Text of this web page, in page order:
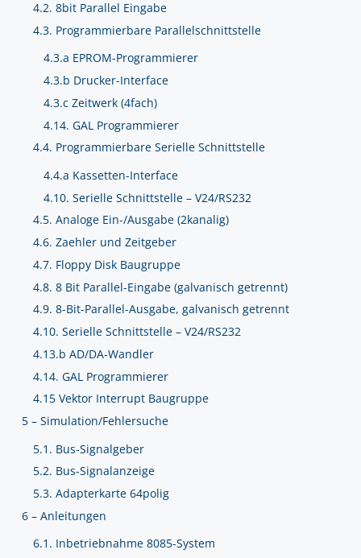
4.2. 8bit Parallel Eingabe
4.3. Programmierbare Parallelschnittstelle
4.3.a EPROM-Programmierer
4.3.b Drucker-Interface
4.3.c Zeitwerk (4fach)
4.14. GAL Programmierer
4.4. Programmierbare Serielle Schnittstelle
4.4.a Kassetten-Interface
4.10. Serielle Schnittstelle – V24/RS232
4.5. Analoge Ein-/Ausgabe (2kanalig)
4.6. Zaehler und Zeitgeber
4.7. Floppy Disk Baugruppe
4.8. 8 Bit Parallel-Eingabe (galvanisch getrennt)
4.9. 8-Bit-Parallel-Ausgabe, galvanisch getrennt
4.10. Serielle Schnittstelle – V24/RS232
4.13.b AD/DA-Wandler
4.14. GAL Programmierer
4.15 Vektor Interrupt Baugruppe
5 – Simulation/Fehlersuche
5.1. Bus-Signalgeber
5.2. Bus-Signalanzeige
5.3. Adapterkarte 64polig
6 – Anleitungen
6.1. Inbetriebnahme 8085-System